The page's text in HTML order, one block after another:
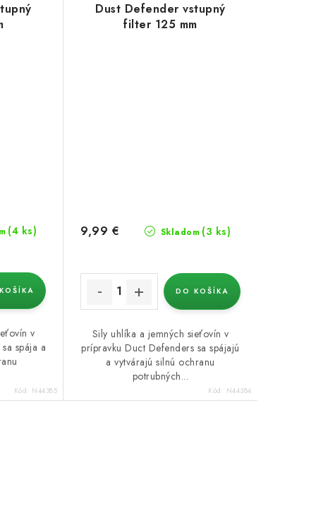
(4 ks)
v
spája a
Kód: N44385
Dust Defender vstupný
filter 125 mm
Skladom (3 ks)
9,99 €
DO KOŠÍKA
Sily uhlíka a jemných sieťovín v
prípravku Duct Defenders sa spájajú
a vytvárajú silnú ochranu
potrubných...
Kód: N44384